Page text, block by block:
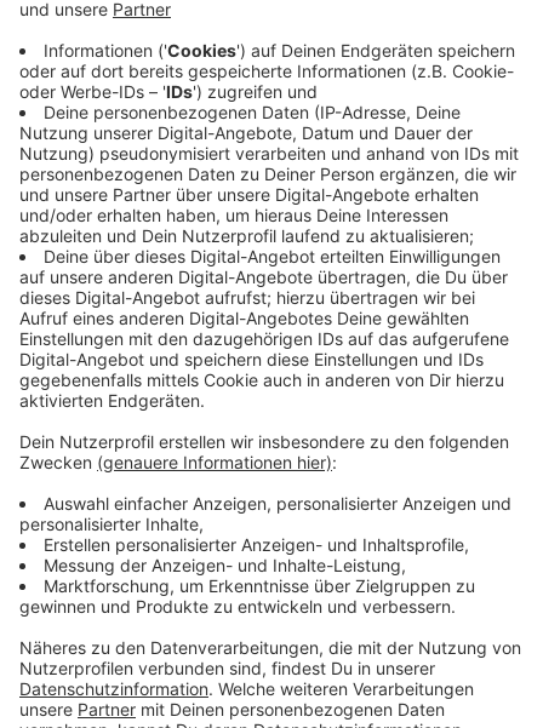
Zahlreiche Original-Ausstellungsstücke, darunter
Trikots, Trainingsanzüge, Schuhe, Handbälle, Medaillen
sowie unzählige historische Aufnahmen, lassen Euch in
die Geschichte des Handballsports abtauchen. Und
der spielt seit fast 100 Jahren eine besondere Rolle
im Oberbergischen weiß auch Steffen Müller,
Museumsleiter auf Schloss Homburg:
Der Sport hat eine ganz wichtige Aufgabe in der
Gesellschaft: er ist so ein bisschen wie der
Klebstoff.
Die Ausstellung beeindruckt aber nicht nur mit ihren
vielen Exponaten. Es gibt einige interaktive Stationen,
an denen Ihr Euer Handball-Können und -Wissen testen
könnt, wie zum Beispiel beim Tore werfen auf ein
echtes Handballtor. Oder Ihr nehmt mit einer VR-Brille
die Perspektive des Torwarts ein. Etwas weniger
sportlicher Ehrgeiz, dafür aber Köpfchen ist beim
großen Handballquiz gefordert.
Ein ganz besonderes Highlight, das euch schon beim
Betreten der Ausstellung sofort ins Auge sticht, ist